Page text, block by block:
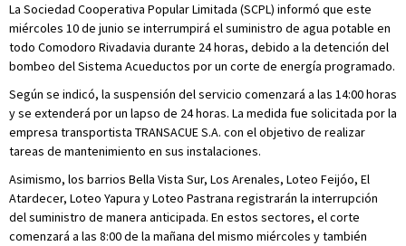
La Sociedad Cooperativa Popular Limitada (SCPL) informó que este
miércoles 10 de junio se interrumpirá el suministro de agua potable en
todo Comodoro Rivadavia durante 24 horas, debido a la detención del
bombeo del Sistema Acueductos por un corte de energía programado.
Según se indicó, la suspensión del servicio comenzará a las 14:00 horas
y se extenderá por un lapso de 24 horas. La medida fue solicitada por la
empresa transportista TRANSACUE S.A. con el objetivo de realizar
tareas de mantenimiento en sus instalaciones.
Asimismo, los barrios Bella Vista Sur, Los Arenales, Loteo Feijóo, El
Atardecer, Loteo Yapura y Loteo Pastrana registrarán la interrupción
del suministro de manera anticipada. En estos sectores, el corte
comenzará a las 8:00 de la mañana del mismo miércoles y también